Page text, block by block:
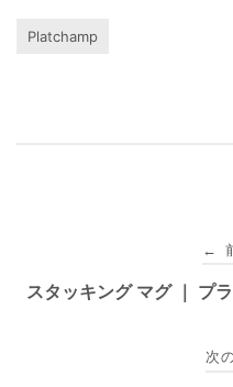
Platchamp
稿
←
スタッキング マグ ｜ プ
次